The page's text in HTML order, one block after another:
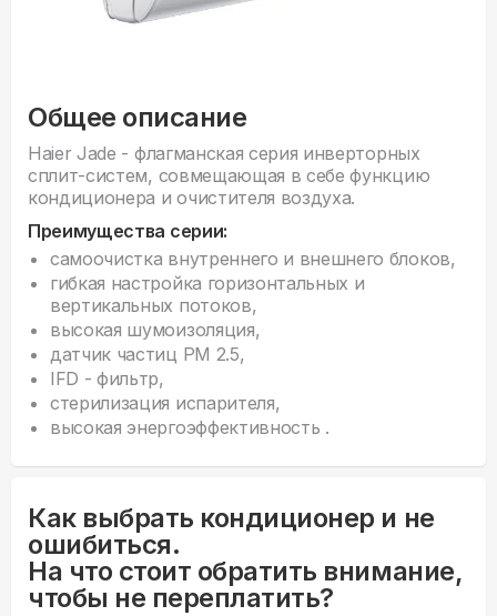
Общее описание
Haier Jade - флагманская серия инверторных
сплит-систем, совмещающая в себе функцию
кондиционера и очистителя воздуха.
Преимущества серии:
самоочистка внутреннего и внешнего блоков,
гибкая настройка горизонтальных и
вертикальных потоков,
высокая шумоизоляция,
датчик частиц РМ 2.5,
IFD - фильтр,
стерилизация испарителя,
высокая энергоэффективность .
Как выбрать кондиционер и не
ошибиться.
На что стоит обратить внимание,
чтобы не переплатить?